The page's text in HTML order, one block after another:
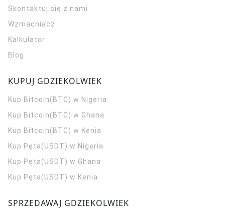
Skontaktuj się z nami
Wzmacniacz
Kalkulator
Blog
KUPUJ GDZIEKOLWIEK
Kup Bitcoin(BTC) w Nigeria
Kup Bitcoin(BTC) w Ghana
Kup Bitcoin(BTC) w Kenia
Kup Pęta(USDT) w Nigeria
Kup Pęta(USDT) w Ghana
Kup Pęta(USDT) w Kenia
SPRZEDAWAJ GDZIEKOLWIEK